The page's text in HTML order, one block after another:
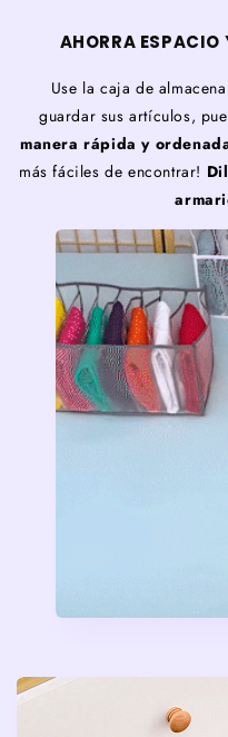
AHORRA ESPACIO
Use la caja de
guardar sus artículos,
manera rápida y
más fáciles de encontrar!